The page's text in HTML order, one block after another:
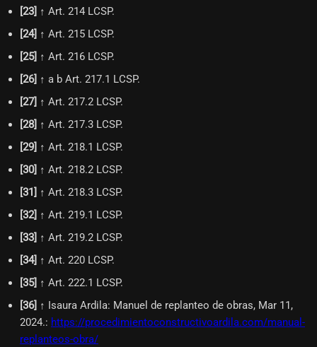
[23] ↑ Art. 214 LCSP.
[24] ↑ Art. 215 LCSP.
[25] ↑ Art. 216 LCSP.
[26] ↑ a b Art. 217.1 LCSP.
[27] ↑ Art. 217.2 LCSP.
[28] ↑ Art. 217.3 LCSP.
[29] ↑ Art. 218.1 LCSP.
[30] ↑ Art. 218.2 LCSP.
[31] ↑ Art. 218.3 LCSP.
[32] ↑ Art. 219.1 LCSP.
[33] ↑ Art. 219.2 LCSP.
[34] ↑ Art. 220 LCSP.
[35] ↑ Art. 222.1 LCSP.
[36] ↑ Isaura Ardila: Manuel de replanteo de obras, Mar 11,
2024.: https://procedimientoconstructivoardila.com/manual-
replanteos-obra/